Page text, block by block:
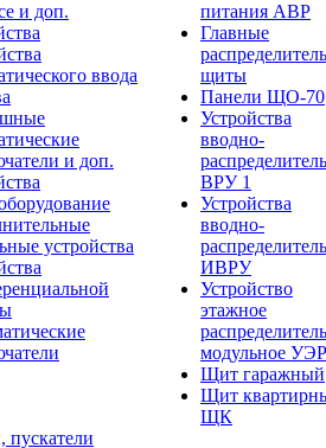
и доп.
ввода
и доп.
устройства
пускатели
питания АВР
Главные
щиты
Панели ЩО-70
Устройства
вводно-
ВРУ 1
Устройства
вводно-
ИВРУ
Устройство
этажное
модульное
Щит гаражный
Щит
ЩК